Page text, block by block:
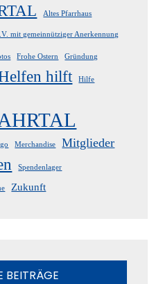
Altes Pfarrhaus
mit gemeinnütziger Anerkennung
Frohe Ostern Gründung
hilft Hilfe
Merchandise Mitglieder
Spendenlager
Zukunft
BEITRÄGE